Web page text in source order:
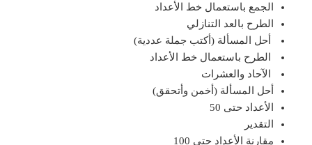
الجمع باستعمال خط الأعداد
الطرح بالعد التنازلي
أحل المسألة (أكتب جملة عددية)
الطرح باستعمال خط الأعداد
الآحاد والعشرات
أحل المسألة (أخمن وأتحقق)
الأعداد حتى 50
التقدير
مقارنة الأعداد حتى 100